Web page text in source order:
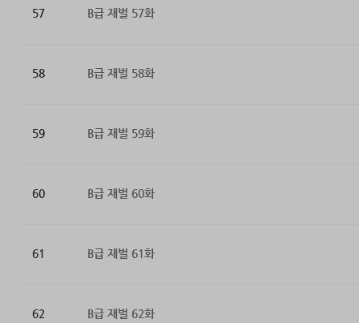
57 B급 재벌 57화
58 B급 재벌 58화
59 B급 재벌 59화
60 B급 재벌 60화
61 B급 재벌 61화
62 B급 재벌 62화